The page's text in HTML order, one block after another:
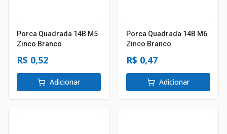
Porca Quadrada 14B M5
Zinco Branco
R$ 0,52
Adicionar
Porca Quadrada 14B M6
Zinco Branco
R$ 0,47
Adicionar